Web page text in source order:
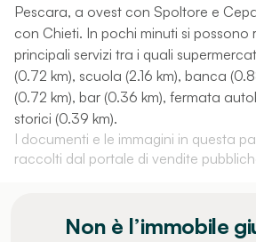
Pescara, a ovest con Spoltore e
con Chieti. In pochi minuti si possono
principali servizi tra i quali
(0.72 km), scuola (2.16 km), banca
(0.72 km), bar (0.36 km), fermata
storici (0.39 km).
I documenti e le immagini in questa
raccolti dal portale di vendite
Non è l’immobile